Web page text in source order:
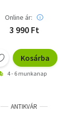
Online ár:
3 990 Ft
Kosárba
4 - 6 munkanap
ANTIKVÁR